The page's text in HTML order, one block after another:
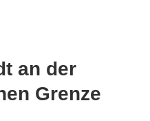
an der
Grenze